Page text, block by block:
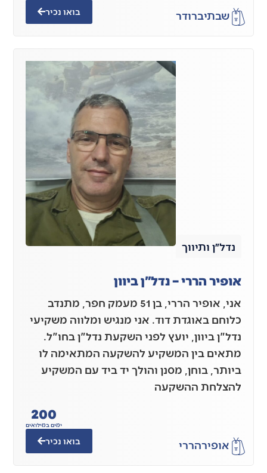
שבתיברודר בואו נכיר
נדל״ן ותיווך
אופיר הררי – נדל"ן ביוון
אני, אופיר הררי, בן 51 מעמק חפר, מתנדב
כלוחם באוגדת דוד. אני מנגיש ומלווה משקיעי
נדל"ן ביוון, יועץ לפני השקעת נדל"ן בחו"ל.
מתאים בין המשקיע להשקעה המתאימה לו
ביותר, בוחן, מסנן והולך יד ביד עם המשקיע
להצלחת ההשקעה
אופירהררי
ימים במילואים
200
בואו נכיר